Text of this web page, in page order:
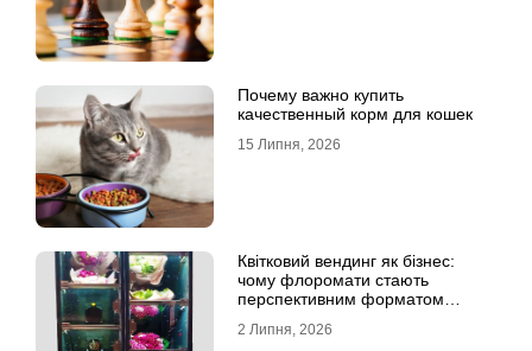
Почему важно купить
качественный корм для кошек
15 Липня, 2026
Квітковий вендинг як бізнес:
чому флоромати стають
перспективним форматом
2 Липня, 2026